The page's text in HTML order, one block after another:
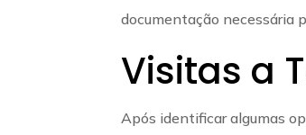
documentação necessária
Visitas a
Após identificar algumas